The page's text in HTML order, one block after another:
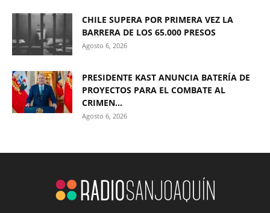
CHILE SUPERA POR PRIMERA VEZ LA
BARRERA DE LOS 65.000 PRESOS
Agosto 6, 2026
PRESIDENTE KAST ANUNCIA BATERÍA DE
PROYECTOS PARA EL COMBATE AL
CRIMEN...
Agosto 6, 2026